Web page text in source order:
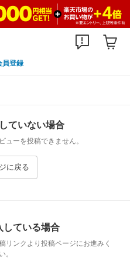
員登録
ていない場合
ューを投稿できません。
に戻る
している場合
リンクより投稿ページにお進みく
。